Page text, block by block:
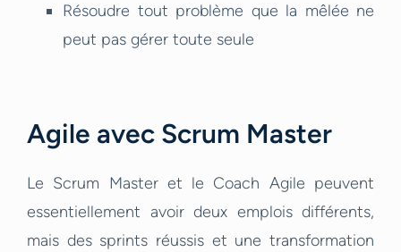
Résoudre tout problème que la mêlée ne
peut pas gérer toute seule
Agile avec Scrum Master
Le Scrum Master et le Coach Agile peuvent
essentiellement avoir deux emplois différents,
mais des sprints réussis et une transformation